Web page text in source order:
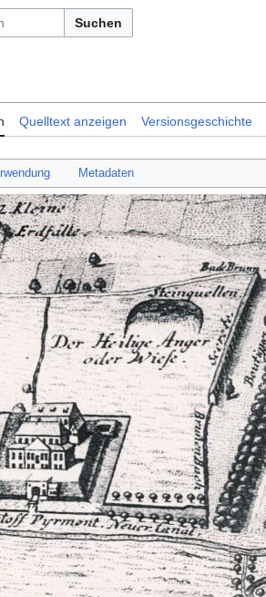
Suchen
Quelltext anzeigen Versionsgeschichte
Metadaten